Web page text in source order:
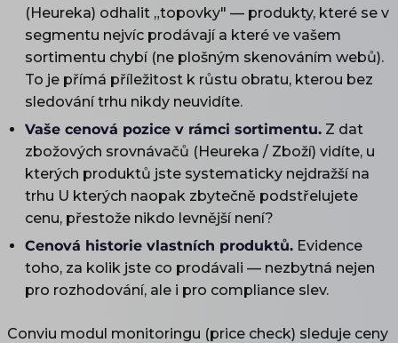
(Heureka) odhalit „topovky" — produkty, které se v
segmentu nejvíc prodávají a které ve vašem
sortimentu chybí (ne plošným skenováním webů).
To je přímá příležitost k růstu obratu, kterou bez
sledování trhu nikdy neuvidíte.
Vaše cenová pozice v rámci sortimentu. Z dat
zbožových srovnávačů (Heureka / Zboží) vidíte, u
kterých produktů jste systematicky nejdražší na
trhu U kterých naopak zbytečně podstřelujete
cenu, přestože nikdo levnější není?
Cenová historie vlastních produktů. Evidence
toho, za kolik jste co prodávali — nezbytná nejen
pro rozhodování, ale i pro compliance slev.
Conviu modul monitoringu (price check) sleduje ceny